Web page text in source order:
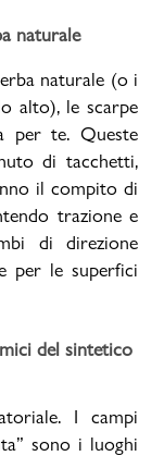
naturale
naturale (o i
alto), le scarpe
per te. Queste
di tacchetti,
il compito di
trazione e
di direzione
per le superfici
del sintetico
I campi
sono i luoghi